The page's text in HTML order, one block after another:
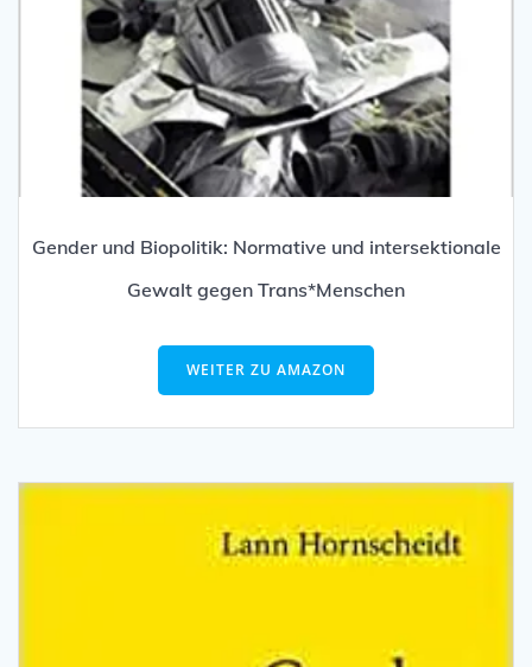
Gender und Biopolitik: Normative und intersektionale
Gewalt gegen Trans*Menschen
WEITER ZU AMAZON